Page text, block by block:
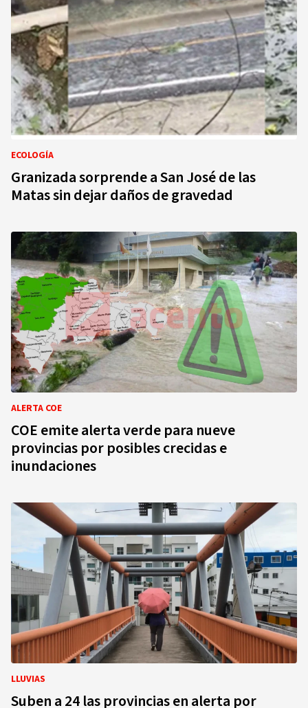
ECOLOGÍA
Granizada sorprende a San José de las
Matas sin dejar daños de gravedad
ALERTA COE
COE emite alerta verde para nueve
provincias por posibles crecidas e
inundaciones
LLUVIAS
Suben a 24 las provincias en alerta por